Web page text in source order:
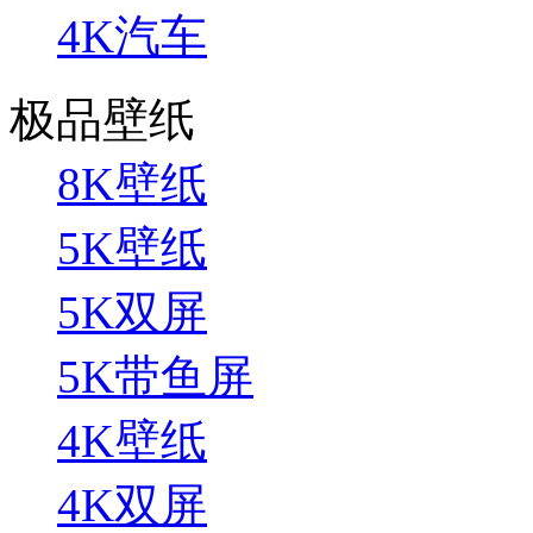
4K汽车
极品壁纸
8K壁纸
5K壁纸
5K双屏
5K带鱼屏
4K壁纸
4K双屏